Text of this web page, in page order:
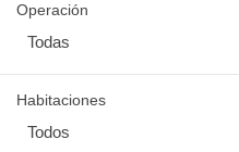
Operación
Todas
Habitaciones
Todos